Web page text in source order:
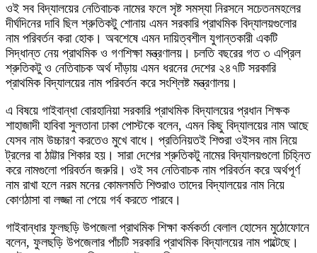
ওই সব বিদ্যালয়ের নেতিবাচক নামের ফলে সৃষ্ট সমস্যা নিরসনে সচেতনমহলের
দীর্ঘদিনের দাবি ছিল শ্রুতিকটু শোনায় এমন সরকারি প্রাথমিক বিদ্যালয়গুলোর
নাম পরিবর্তন করা হোক। অবশেষে এমন দায়িত্বশীল যুগান্তকারী একটি
সিদ্ধান্ত নেয় প্রাথমিক ও গণশিক্ষা মন্ত্রণালয়। চলতি বছরের গত ৩ এপ্রিল
শ্রুতিকটু ও নেতিবাচক অর্থ দাঁড়ায় এমন ধরনের দেশের ২৪৭টি সরকারি
প্রাথমিক বিদ্যালয়ের নাম পরিবর্তন করে সংশ্লিষ্ট মন্ত্রণালয়।
এ বিষয়ে গাইবান্ধা বোরহানিয়া সরকারি প্রাথমিক বিদ্যালয়ের প্রধান শিক্ষক
শাহাজাদী হাবিবা সুলতানা ঢাকা পোস্টকে বলেন, এমন কিছু বিদ্যালয়ের নাম আছে
যেসব নাম উচ্চারণ করতেও মুখে বাধে। প্রতিনিয়তই শিশুরা ওইসব নাম নিয়ে
ট্রলের বা ঠাট্টার শিকার হয়। সারা দেশের শ্রুতিকটু নামের বিদ্যালয়গুলো চিহ্নিত
করে নামগুলো পরিবর্তন জরুরি। ওই সব নেতিবাচক নাম পরিবর্তন করে অর্থপূর্ণ
নাম রাখা হলে নরম মনের কোমলমতি শিশুরাও তাদের বিদ্যালয়ের নাম নিয়ে
কোণঠাসা বা লজ্জা না পেয়ে গর্ব করতে পারবে।
গাইবান্ধার ফুলছড়ি উপজেলা প্রাথমিক শিক্ষা কর্মকর্তা বেলাল হোসেন মুঠোফোনে
বলেন, ফুলছড়ি উপজেলার পাঁচটি সরকারি প্রাথমিক বিদ্যালয়ের নাম পাল্টেছে।